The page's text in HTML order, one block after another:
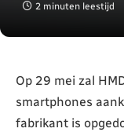
2 minuten leestijd
Op 29 mei zal
smartphones
fabrikant is